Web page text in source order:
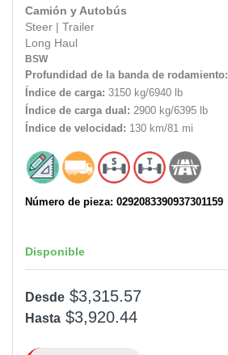
Camión y Autobús
Steer | Trailer
Long Haul
BSW
Profundidad de la banda de rodamiento:
Índice de carga: 3150 kg/6940 lb
Índice de carga dual: 2900 kg/6395 lb
Índice de velocidad: 130 km/81 mi
Número de pieza: 0292083390937301159
Disponible
Desde $3,315.57
Hasta $3,920.44